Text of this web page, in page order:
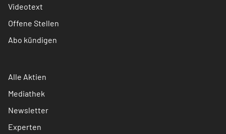
Videotext
Offene Stellen
Abo kündigen
Alle Aktien
Mediathek
Newsletter
Experten